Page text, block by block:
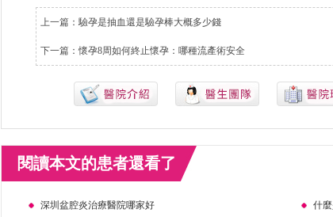
上一篇： 驗孕是抽血還是驗孕棒大概多少錢
下一篇：懷孕8周如何終止懷孕：哪種流產術安全
閱讀本文的患者還看了
深圳盆腔炎治療醫院哪家好 什